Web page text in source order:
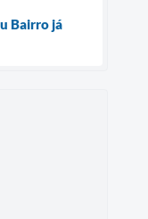
Bairro já